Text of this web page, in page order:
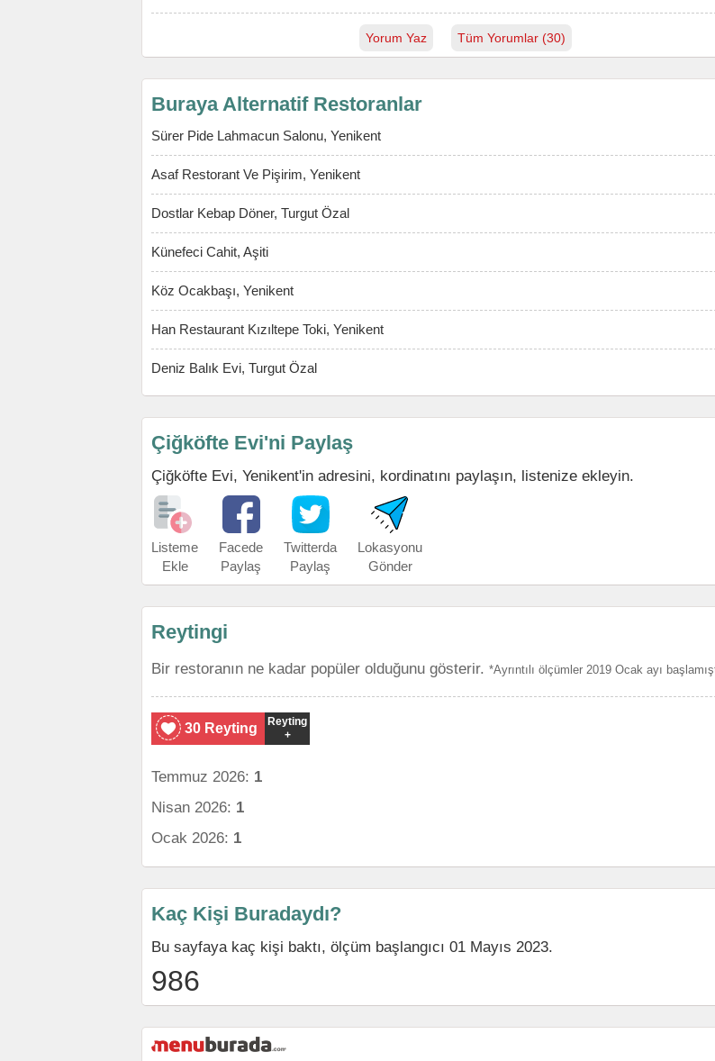
Yorum Yaz Tüm Yorumlar (30)
Buraya Alternatif Restoranlar
Sürer Pide Lahmacun Salonu, Yenikent
Asaf Restorant Ve Pişirim, Yenikent
Dostlar Kebap Döner, Turgut Özal
Künefeci Cahit, Aşiti
Köz Ocakbaşı, Yenikent
Han Restaurant Kızıltepe Toki, Yenikent
Deniz Balık Evi, Turgut Özal
Çiğköfte Evi'ni Paylaş
Çiğköfte Evi, Yenikent'in adresini, kordinatını paylaşın, listenize ekleyin.
Listeme
Ekle
Facede
Paylaş
Twitterda
Paylaş
Lokasyonu
Gönder
Reytingi
Bir restoranın ne kadar popüler olduğunu gösterir. *Ayrıntılı ölçümler 2019 Ocak ayı
30 Reyting
Reyting
+
Temmuz 2026: 1
Nisan 2026: 1
Ocak 2026: 1
Kaç Kişi Buradaydı?
Bu sayfaya kaç kişi baktı, ölçüm başlangıcı 01 Mayıs 2023.
986